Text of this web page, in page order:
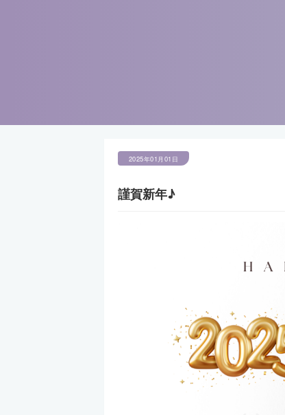
2025年01月01日
謹賀新年♪